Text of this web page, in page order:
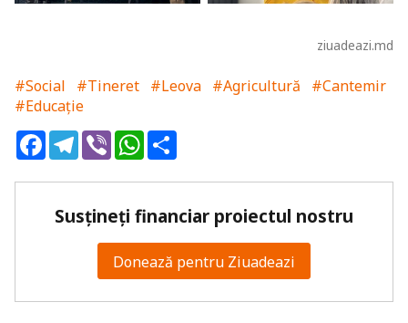
ziuadeazi.md
#Social #Tineret #Leova #Agricultură
#Cantemir
#Educație
FacebookTelegram
ViberWhatsApp
Susțineți financiar proiectul nostru
Donează pentru Ziuadeazi